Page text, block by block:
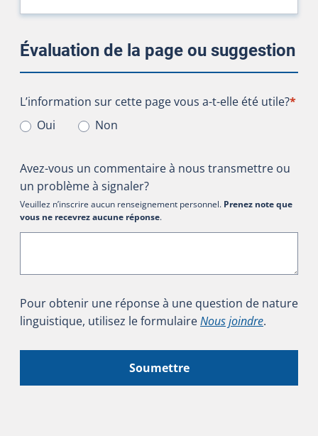
Évaluation de la page ou suggestion
L’information sur cette page vous a-t-elle été utile?
L’information sur cette page vous a-t-elle été utile?*
Oui
Non
Avez-vous un commentaire à nous transmettre ou
un problème à signaler?
Veuillez n’inscrire aucun renseignement personnel. Prenez note que
vous ne recevrez aucune réponse.
Pour obtenir une réponse à une question de nature
linguistique, utilisez le formulaireNous joindre.
Soumettre